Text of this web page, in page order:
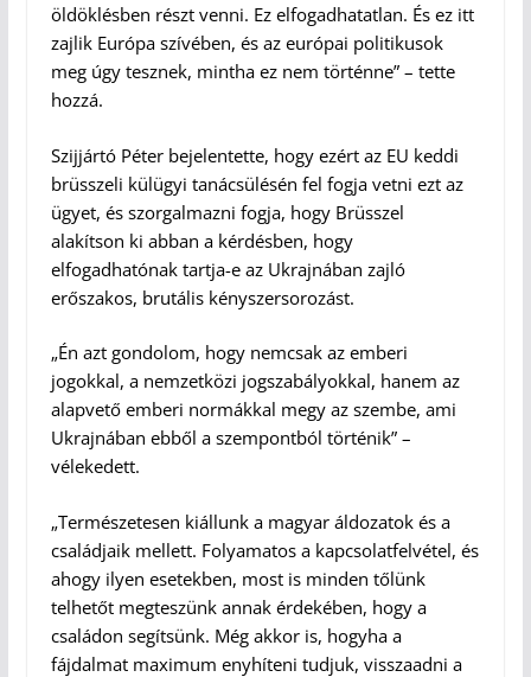
öldöklésben részt venni. Ez elfogadhatatlan. És ez itt
zajlik Európa szívében, és az európai politikusok
meg úgy tesznek, mintha ez nem történne” – tette
hozzá.
Szijjártó Péter bejelentette, hogy ezért az EU keddi
brüsszeli külügyi tanácsülésén fel fogja vetni ezt az
ügyet, és szorgalmazni fogja, hogy Brüsszel
alakítson ki abban a kérdésben, hogy
elfogadhatónak tartja-e az Ukrajnában zajló
erőszakos, brutális kényszersorozást.
„Én azt gondolom, hogy nemcsak az emberi
jogokkal, a nemzetközi jogszabályokkal, hanem az
alapvető emberi normákkal megy az szembe, ami
Ukrajnában ebből a szempontból történik” –
vélekedett.
„Természetesen kiállunk a magyar áldozatok és a
családjaik mellett. Folyamatos a kapcsolatfelvétel, és
ahogy ilyen esetekben, most is minden tőlünk
telhetőt megteszünk annak érdekében, hogy a
családon segítsünk. Még akkor is, hogyha a
fájdalmat maximum enyhíteni tudjuk, visszaadni a